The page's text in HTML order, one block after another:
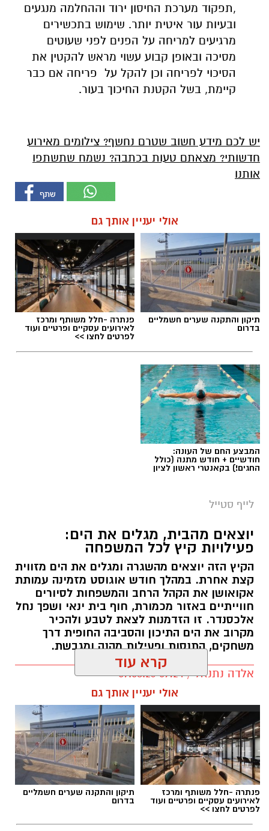
,תפקוד מערכת החיסון ירוד וההחלמה מנגעים
ובעיות עור איטית יותר. שימוש בתכשירים
מרגיעים למריחה על הפנים לפני שעוטים
מסיכה ובאופן קבוע עשוי מראש להקטין את
הסיכוי לפריחה וכן להקל על פריחה אם כבר
קיימת, בשל הקטנת החיכוך בעור.
יש לכם מידע חשוב שטרם נחשף? צילומים מאירוע
חדשותי? מצאתם טעות בכתבה? נשמח שתשתפו
אותנו
אולי יעניין אותך גם
תיקון והתקנה שערים חשמליים
בדרום
פנתרה -חלל משותף ומרכז
לאירועים עסקיים ופרטיים ועוד
לפרטים לחצו >>
המבצע החם של העונה:
חודשיים + חודש מתנה (כולל
החגים!) בקאנטרי ראשון לציון
לייף סטייל
יוצאים מהבית, מגלים את הים:
פעילויות קיץ לכל המשפחה
הקיץ הזה יוצאים מהשגרה ומגלים את הים מזווית
קצת אחרת. במהלך חודש אוגוסט מזמינה עמותת
אקואושן את הקהל הרחב והמשפחות לסיורים
חווייתיים באזור מכמורת, חוף בית ינאי ושפך נחל
אלכסנדר. זו הזדמנות לצאת לטבע ולהכיר
מקרוב את הים התיכון והסביבה החופית דרך
משחקים, התנסות ופעילות מהנה ומגבשת.
אלדה נתנאל / 09:24 07.08.26
תגים:טיול
קרא עוד
אולי יעניין אותך גם
פנתרה -חלל משותף ומרכז
לאירועים עסקיים ופרטיים ועוד
לפרטים לחצו >>
תיקון והתקנה שערים חשמליים
בדרום